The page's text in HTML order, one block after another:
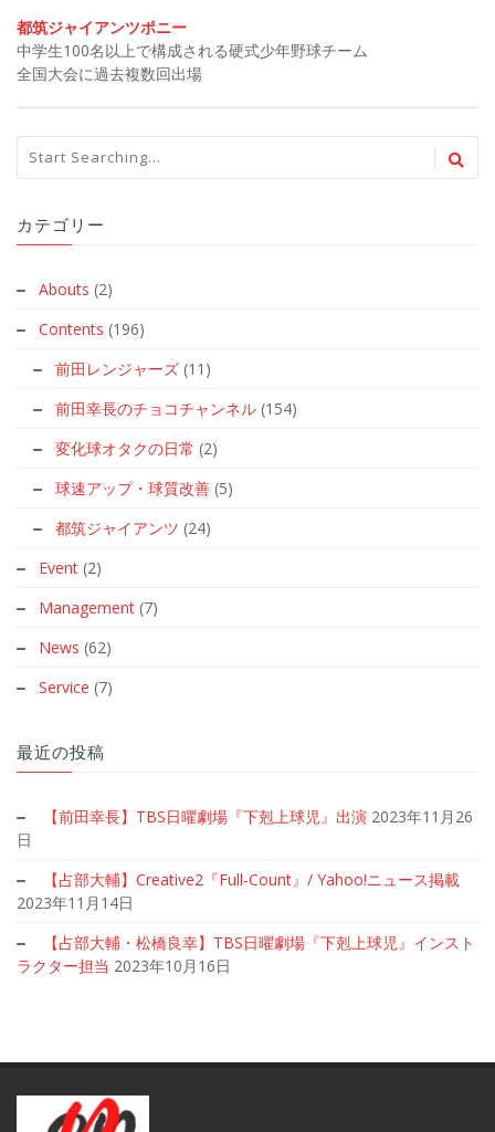
都筑ジャイアンツポニー
中学生100名以上で構成される硬式少年野球チーム
全国大会に過去複数回出場
カテゴリー
Abouts (2)
Contents (196)
前田レンジャーズ (11)
前田幸長のチョコチャンネル (154)
変化球オタクの日常 (2)
球速アップ・球質改善 (5)
都筑ジャイアンツ (24)
Event (2)
Management (7)
News (62)
Service (7)
最近の投稿
【前田幸長】TBS日曜劇場『下剋上球児』出演 2023年11月26
日
【占部大輔】Creative2『Full-Count』/ Yahoo!ニュース掲載
2023年11月14日
【占部大輔・松橋良幸】TBS日曜劇場『下剋上球児』インスト
ラクター担当 2023年10月16日